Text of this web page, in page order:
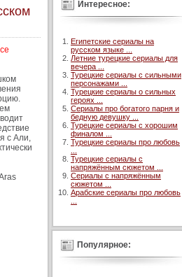
с Али,
Интересное:
Египетские сериалы на
русском языке ...
Летние турецкие сериалы для
вечера ...
Турецкие сериалы с сильными
персонажами ...
Турецкие сериалы о сильных
героях ...
Сериалы про богатого парня и
бедную девушку ...
Турецкие сериалы с хорошим
финалом ...
Турецкие сериалы про любовь
Турецкие сериалы с
напряжённым сюжетом ...
Сериалы с напряжённым
сюжетом ...
Арабские сериалы про любовь
Популярное: